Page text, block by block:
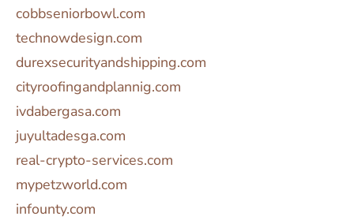
cobbseniorbowl.com
technowdesign.com
durexsecurityandshipping.com
cityroofingandplannig.com
ivdabergasa.com
juyultadesga.com
real-crypto-services.com
mypetzworld.com
infounty.com